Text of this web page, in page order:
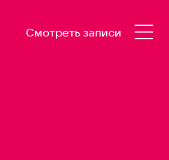
Смотреть записи